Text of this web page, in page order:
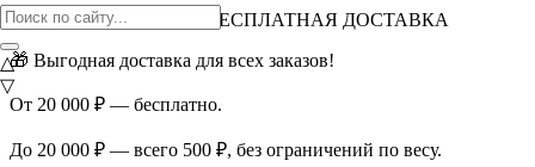
ВНИМАНИЕ АКЦИЯ!
БЕСПЛАТНАЯ ДОСТАВКА
🎁 Выгодная доставка для всех заказов!
От 20 000 ₽ — бесплатно.
До 20 000 ₽ — всего 500 ₽, без ограничений по весу.
△
▽